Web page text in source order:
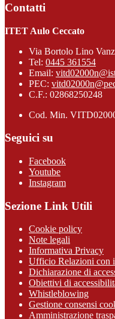
Contatti
ITET Aulo Ceccato
Via Bortolo Lino
Tel: 0445 361554
Email:
PEC:
C.F.: 02868250248
Cod. Min.
Seguici su
Facebook
Youtube
Instagram
Sezione Link Utili
Cookie policy
Note legali
Informativa Privacy
Ufficio Relazioni con
Dichiarazione di
Obiettivi di
Whistleblowing
Gestione consensi
Amministrazione